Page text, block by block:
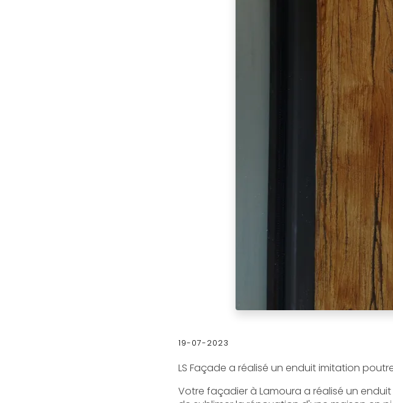
19-07-2023
LS Façade a réalisé un enduit imitation
Votre façadier à Lamoura a réalisé un